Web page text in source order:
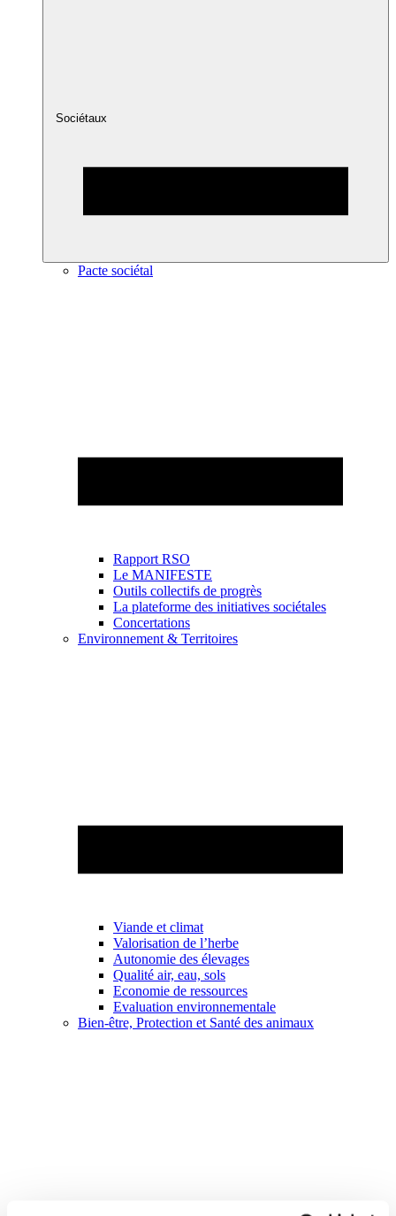
Sociétaux
Pacte sociétal
Rapport RSO
Le MANIFESTE
Outils collectifs de progrès
La plateforme des initiatives sociétales
Concertations
Environnement & Territoires
Viande et climat
Valorisation de l’herbe
Autonomie des élevages
Qualité air, eau, sols
Economie de ressources
Evaluation environnementale
Bien-être, Protection et Santé des animaux